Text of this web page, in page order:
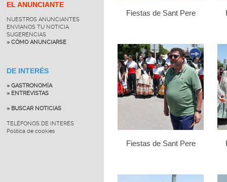
EL ANUNCIANTE
NUESTROS ANUNCIANTES
ENVÍANOS TU NOTICIA
SUGERENCIAS
» CÓMO ANUNCIARSE
DE INTERÉS
» GASTRONOMÍA
» ENTREVISTAS
» BUSCAR NOTICIAS
TELÉFONOS DE INTERÉS
Política de cookies
Fiestas de Sant Pere
Fiestas de Sant Pere